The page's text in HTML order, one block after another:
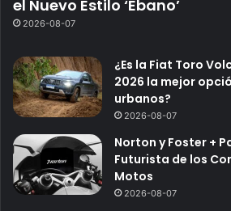
el Nuevo Estilo ‘Ébano’
2026-08-07
¿Es la Fiat Toro
2026 la mejor
urbanos?
2026-08-07
Norton y Foster +
Futurista de los
Motos
2026-08-07